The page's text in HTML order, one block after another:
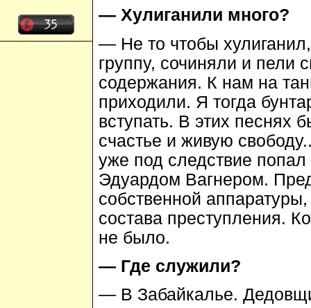
— Хулиганили много?
— Не то чтобы
группу, сочиняли и пели
содержания. К нам на
приходили. Я тогда
вступать. В этих песнях
счастье и живую
уже под следствие
Эдуардом Вагнером.
собственной
состава преступления.
не было.
— Где служили?
— В Забайкалье.